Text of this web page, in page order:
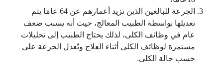
الجرعة للبالغين الذين تزيد أعمارهم عن 64 عامَا يتم
تعديلها بواسطة الطبيب المعالج، حيث أنه يسبب ضعف
عام في وظائف الكلى، لذلك يحتاج الطبيب إلى تحليلات
مستمرة لوظائف الكلى أثناء العلاج وتٌعدل الجرعة على
حسب حالة الكلى.